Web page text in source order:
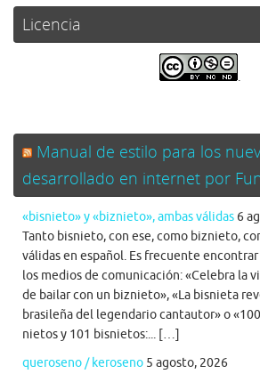
Licencia
.
Manual de estilo para los
desarrollado en internet por
«bisnieto» y «biznieto», ambas válidas 6
Tanto bisnieto, con ese, como biznieto,
válidas en español. Es frecuente
los medios de comunicación: «Celebra la
de bailar con un biznieto», «La bisnieta
brasileña del legendario cantautor» o
nietos y 101 bisnietos:... […]
queroseno / keroseno 5 agosto, 2026